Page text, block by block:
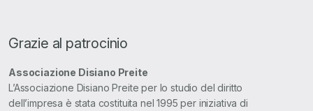
Grazie al patrocinio
Associazione Disiano Preite
L’Associazione Disiano Preite per lo studio del diritto
dell’impresa è stata costituita nel 1995 per iniziativa di